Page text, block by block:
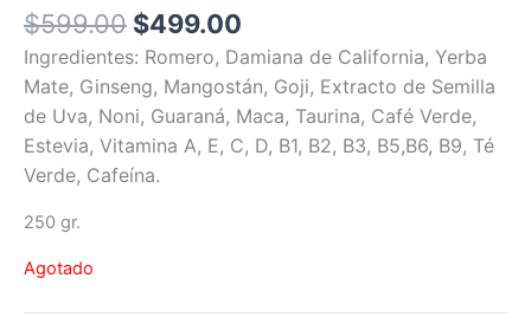
$599.00 $499.00
Ingredientes: Romero, Damiana de California, Yerba
Mate, Ginseng, Mangostán, Goji, Extracto de Semilla
de Uva, Noni, Guaraná, Maca, Taurina, Café Verde,
Estevia, Vitamina A, E, C, D, B1, B2, B3, B5,B6, B9, Té
Verde, Cafeína.
250 gr.
Agotado